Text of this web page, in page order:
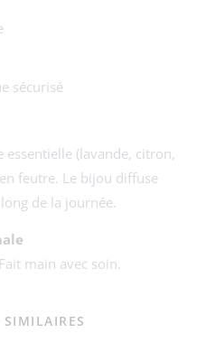
sécurisé
essentielle (lavande, citron,
feutre. Le bijou diffuse
de la journée.
main avec soin.